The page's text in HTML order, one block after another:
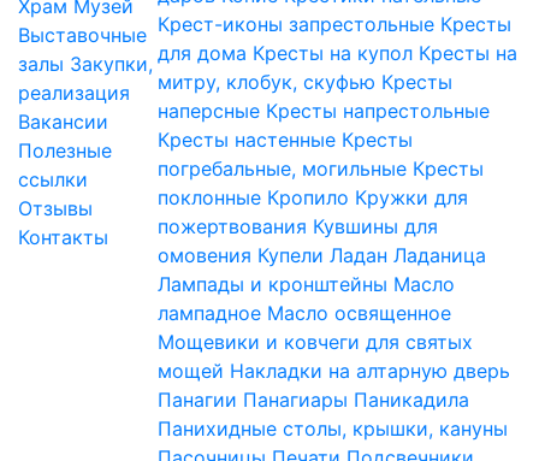
Храм Музей
Выставочные
залы Закупки,
реализация
Вакансии
Полезные
ссылки
Отзывы
Контакты
Крест-иконы запрестольные Кресты
для дома Кресты на купол Кресты на
митру, клобук, скуфью Кресты
наперсные Кресты напрестольные
Кресты настенные Кресты
погребальные, могильные Кресты
поклонные Кропило Кружки для
пожертвования Кувшины для
омовения Купели Ладан Ладаница
Лампады и кронштейны Масло
лампадное Масло освященное
Мощевики и ковчеги для святых
мощей Накладки на алтарную дверь
Панагии Панагиары Паникадила
Панихидные столы, крышки, кануны